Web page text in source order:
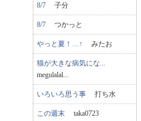
8/7 子分
8/7 つかっと
やっと夏！…↑ みたお
猫が大きな病気にな...
megulalal...
いろいろ思う事 打ち水
この週末 taka0723